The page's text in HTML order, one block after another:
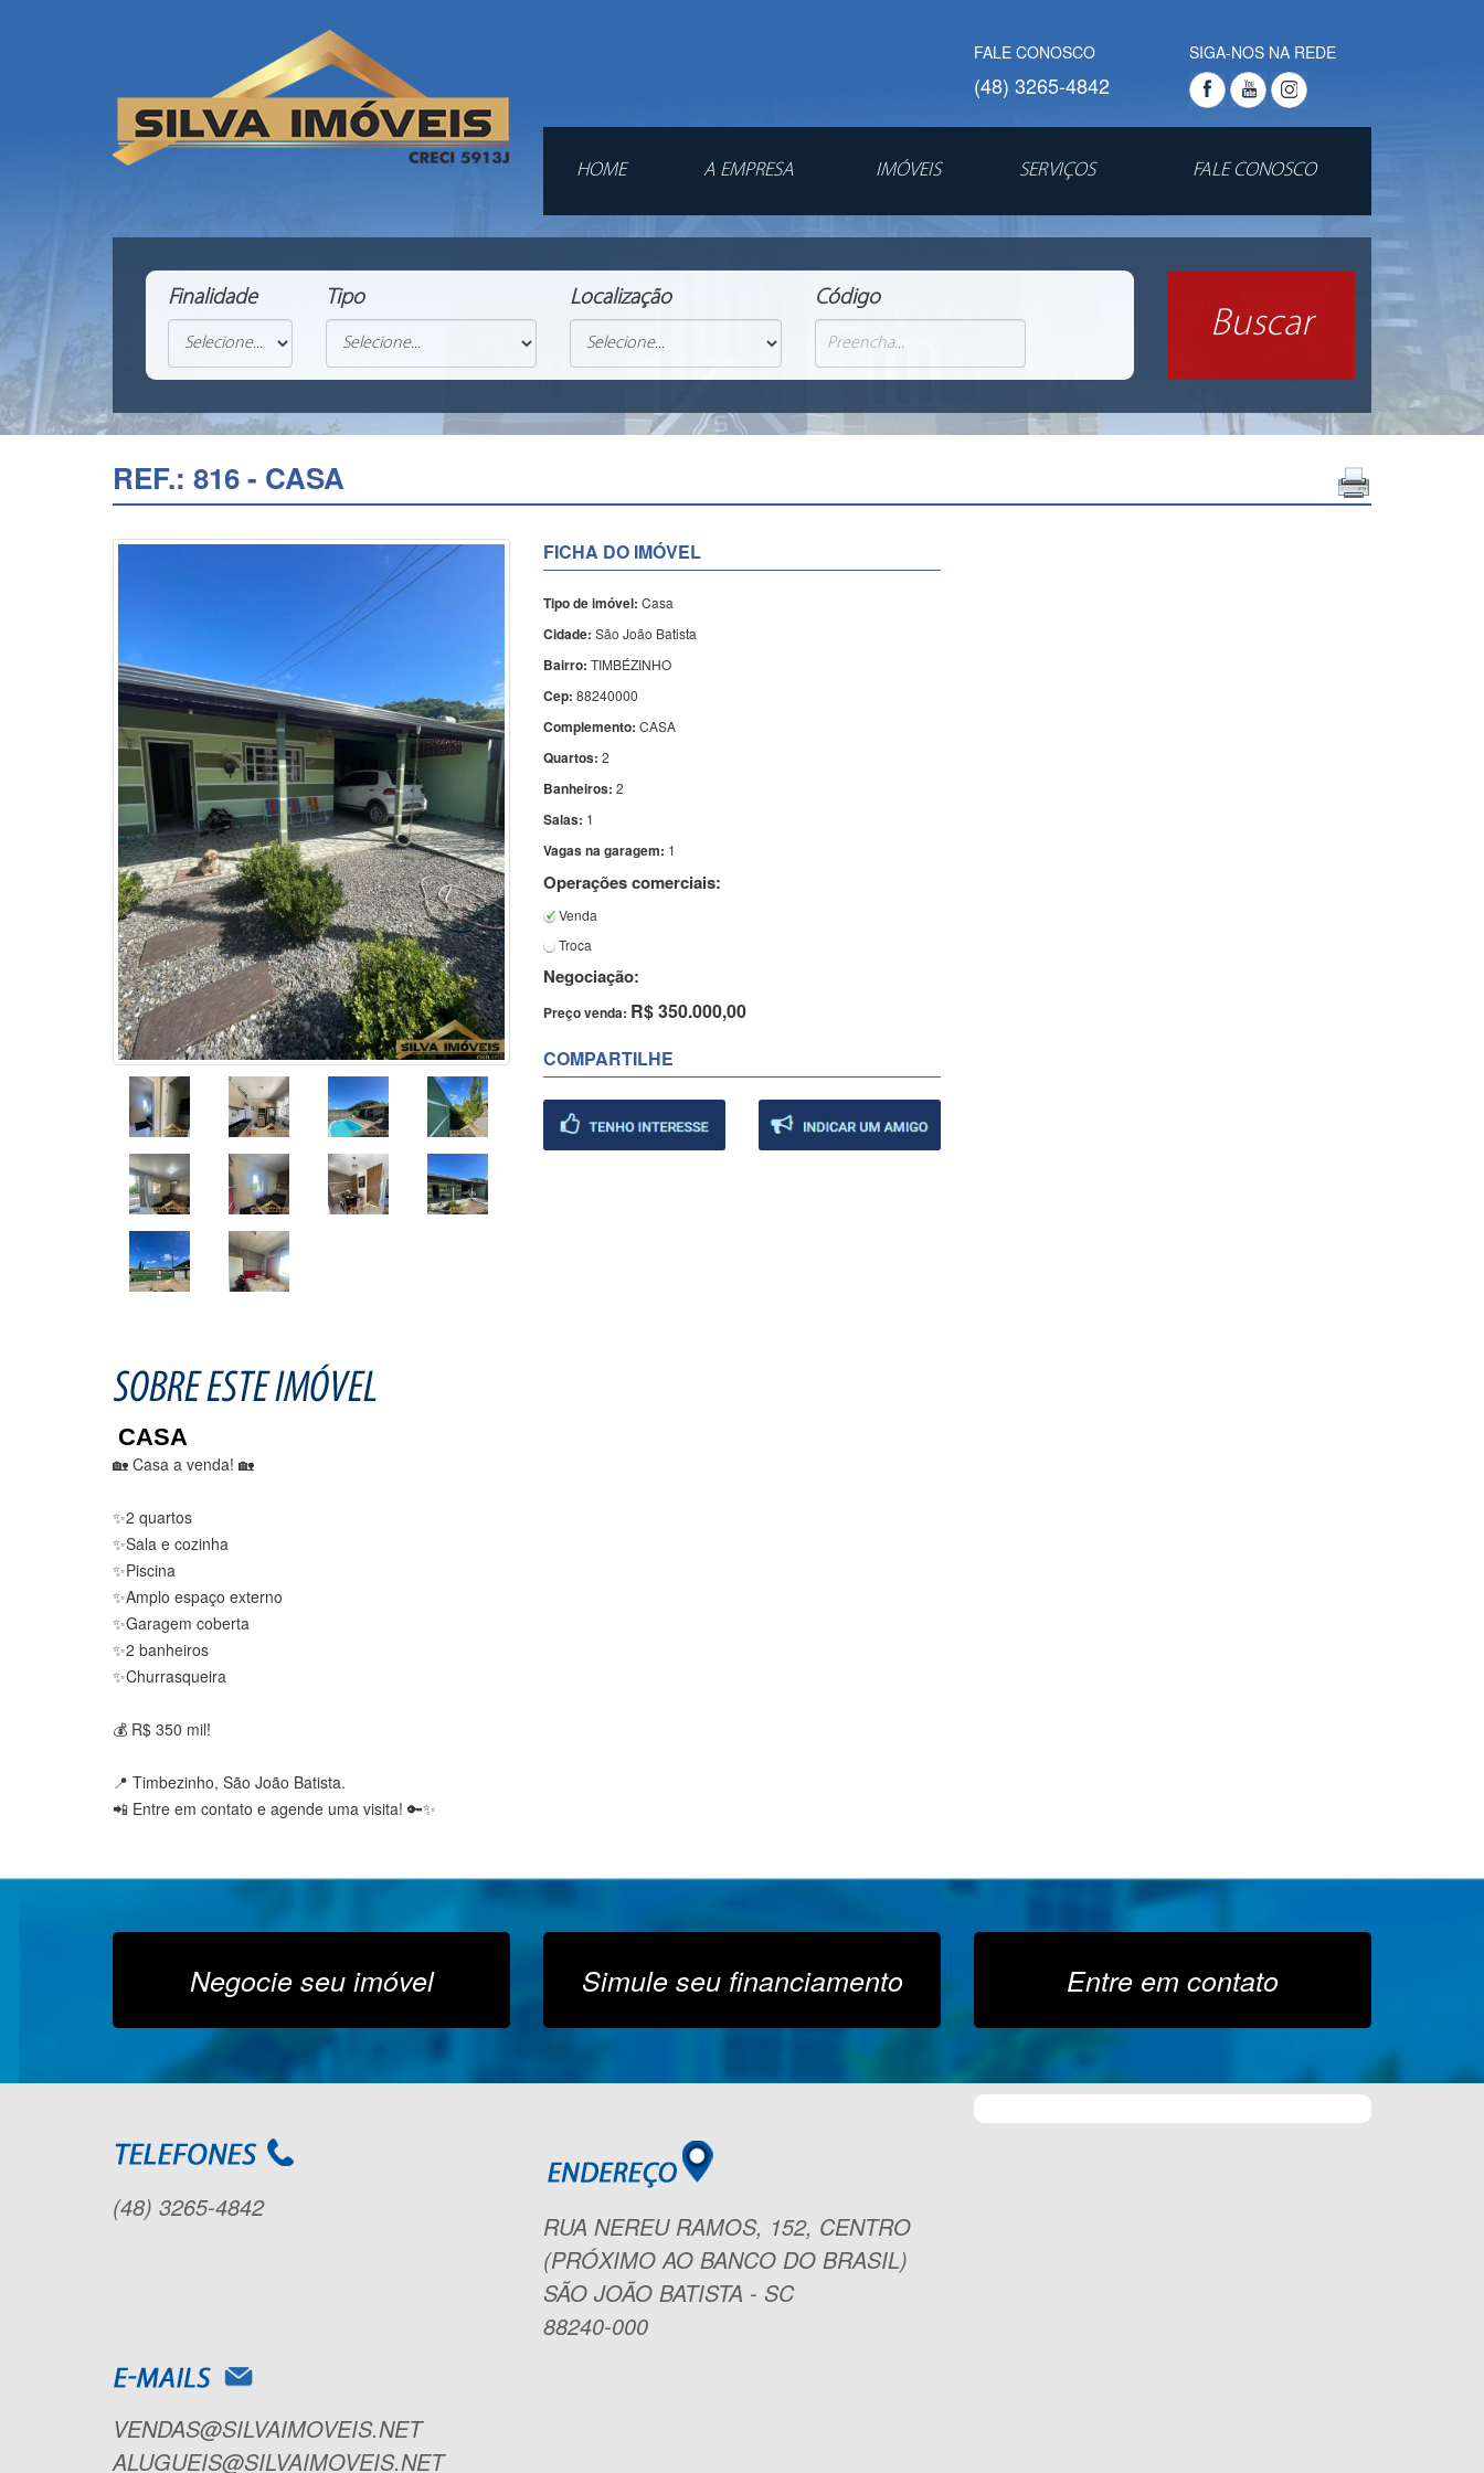
FALE CONOSCO
(48) 3265-4842
SIGA-NOS NA REDE
HOME A EMPRESA IMÓVEIS SERVIÇOS FALE CONOSCO
Finalidade Tipo Localização Código
REF.: 816 - CASA
FICHA DO IMÓVEL
Tipo de imóvel: Casa
Cidade: São João Batista
Bairro: TIMBÉZINHO
Cep: 88240000
Complemento: CASA
Quartos: 2
Banheiros: 2
Salas: 1
Vagas na garagem: 1
Operações comerciais:
Venda
Troca
Negociação:
Preço venda: R$ 350.000,00
COMPARTILHE
CASA
🏡 Casa a venda! 🏡
✨2 quartos
✨Sala e cozinha
✨Piscina
✨Amplo espaço externo
✨Garagem coberta
✨2 banheiros
✨Churrasqueira
💰 R$ 350 mil!
📍 Timbezinho, São João Batista.
📲 Entre em contato e agende uma visita! 🔑✨
Negocie seu imóvel Simule seu financiamento Entre em contato
(48) 3265-4842
RUA NEREU RAMOS, 152, CENTRO
(PRÓXIMO AO BANCO DO BRASIL)
SÃO JOÃO BATISTA - SC
88240-000
VENDAS@SILVAIMOVEIS.NET
ALUGUEIS@SILVAIMOVEIS.NET